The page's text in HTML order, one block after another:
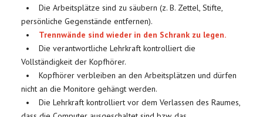
• Die Arbeitsplätze sind zu säubern (z. B. Zettel, Stifte,
persönliche Gegenstände entfernen).
• Trennwände sind wieder in den Schrank zu legen.
• Die verantwortliche Lehrkraft kontrolliert die
Vollständigkeit der Kopfhörer.
• Kopfhörer verbleiben an den Arbeitsplätzen und dürfen
nicht an die Monitore gehängt werden.
• Die Lehrkraft kontrolliert vor dem Verlassen des Raumes,